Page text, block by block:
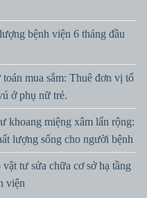
bệnh viện 6 tháng đầu
mua sắm: Thuê đơn vị tổ
ở phụ nữ trẻ.
khoang miệng xâm lấn rộng:
lượng sống cho người bệnh
tư sửa chữa cơ sở hạ tầng
viện